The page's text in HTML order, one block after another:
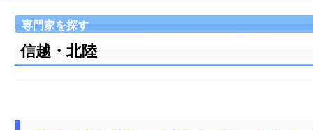
専門家を探す
信越・北陸